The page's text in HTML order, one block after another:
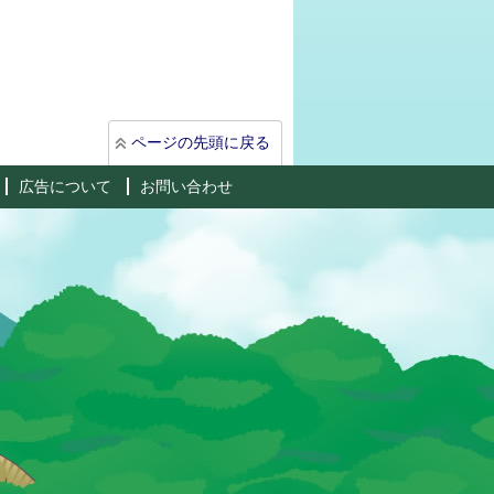
ページの先頭に戻る
広告について お問い合わせ